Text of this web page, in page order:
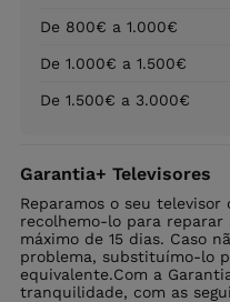
De 800€ a 1.000€
De 1.000€ a 1.500€
De 1.500€ a 3.000€
Garantia+ Televisores
Reparamos o seu
recolhemo-lo para reparar
máximo de 15 dias. Caso
problema, substituímo-lo
equivalente.Com a
tranquilidade, com as